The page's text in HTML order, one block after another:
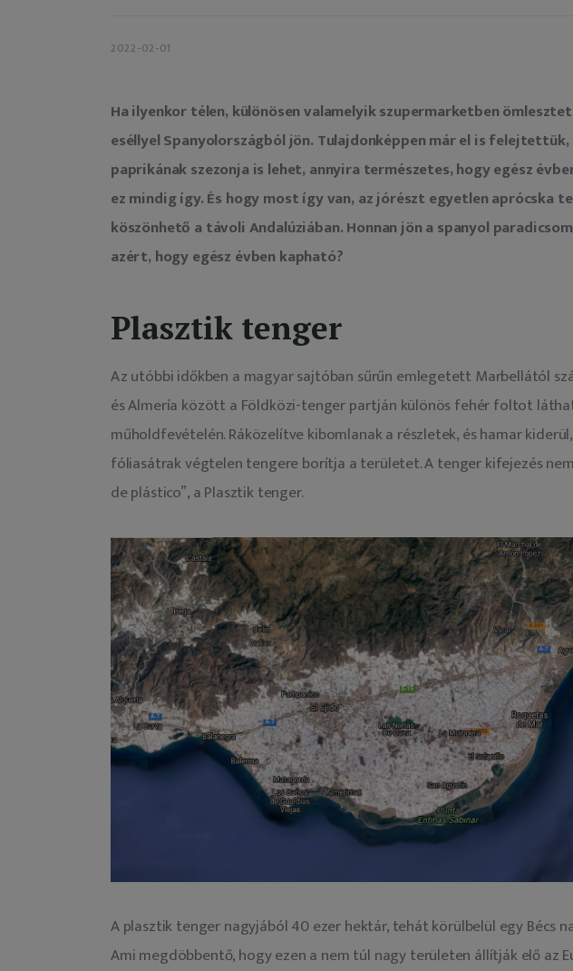
2022-02-01
Ha ilyenkor télen, különösen valamelyik szupermarketben
eséllyel Spanyolországból jön. Tulajdonképpen már el is
paprikának szezonja is lehet, annyira természetes, hogy egész
ez mindig így. És hogy most így van, az jórészt egyetlen aprócska
köszönhető a távoli Andalúziában. Honnan jön a spanyol
azért, hogy egész évben kapható?
Plasztik tenger
Az utóbbi időkben a magyar sajtóban sűrűn emlegetett Marbellától
és Almería között a Földközi-tenger partján különös fehér foltot
műholdfevételén. Ráközelítve kibomlanak a részletek, és hamar
fóliasátrak végtelen tengere borítja a területet. A tenger kifejezés
de plástico”, a Plasztik tenger.
A plasztik tenger nagyjából 40 ezer hektár, tehát körülbelül egy Bécs
Ami megdöbbentő, hogy ezen a nem túl nagy területen állítják elő az